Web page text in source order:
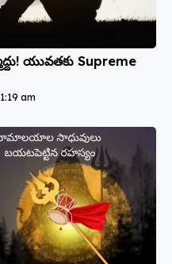
యువతకు Supreme
am